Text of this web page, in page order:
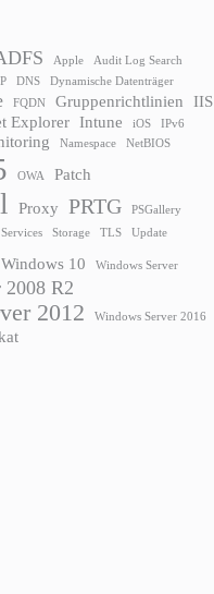
Apple
Audit Log Search
DNS Dynamische Datenträger
FQDN Gruppenrichtlinien IIS
Explorer Intune iOS
IPv6
Namespace NetBIOS
OWA Patch
Proxy PRTG
PSGallery
Services Storage TLS Update
Windows 10 Windows Server
2008 R2
2012
Windows Server 2016